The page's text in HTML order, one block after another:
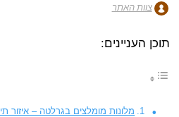
צוות האתר
תוכן העניינים:
מלונות מומלצים בגרלטה – איזור